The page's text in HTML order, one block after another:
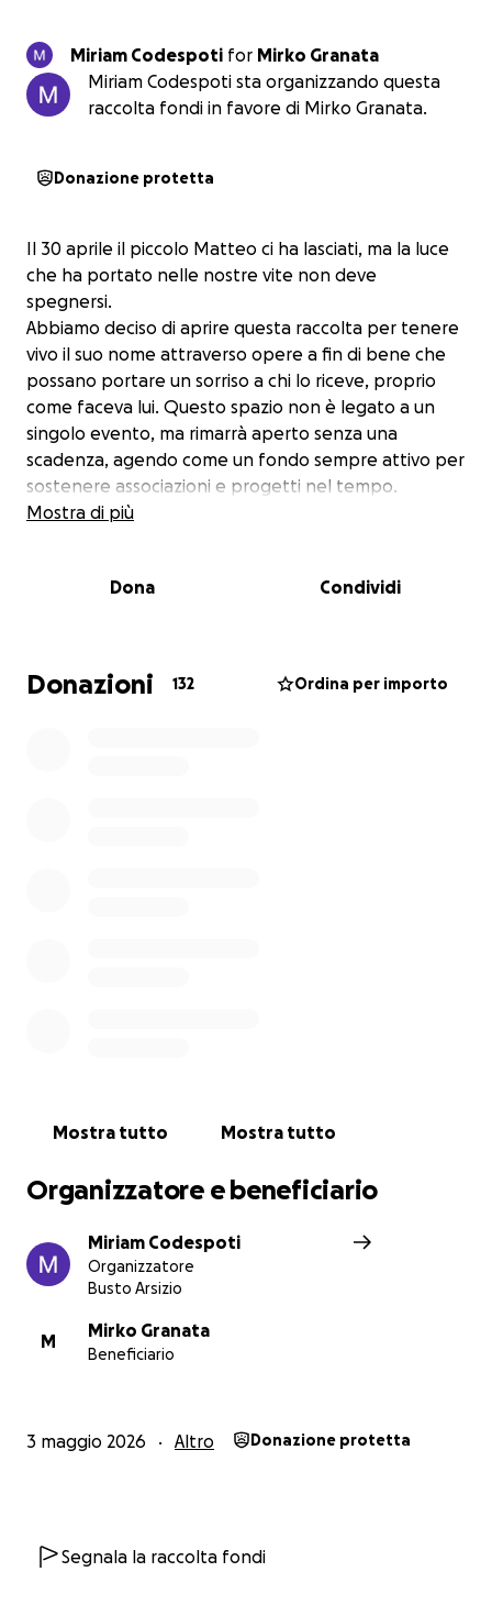
Miriam Codespoti for Mirko Granata
Miriam Codespoti sta organizzando questa
raccolta fondi in favore di Mirko Granata.
Donazione protetta
Il 30 aprile il piccolo Matteo ci ha lasciati, ma la luce
che ha portato nelle nostre vite non deve
spegnersi.
Abbiamo deciso di aprire questa raccolta per tenere
vivo il suo nome attraverso opere a fin di bene che
possano portare un sorriso a chi lo riceve, proprio
come faceva lui. Questo spazio non è legato a un
singolo evento, ma rimarrà aperto senza una
scadenza, agendo come un fondo sempre attivo per
sostenere associazioni e progetti nel tempo.
L’obiettivo è trasformare il ricordo di Matteo in gesti
Per una maggiore chiarezza e trasparenza:
avesse iniziato iniziative spontanee o raccolte
informali a convogliare qui i contributi e a chiudere gli
Mostra di più
Dona Condividi
Donazioni 132 Ordina per importo
Mostra tutto Mostra tutto
Organizzatore e beneficiario
Miriam Codespoti
Organizzatore
Busto Arsizio
M
Mirko Granata
Beneficiario
3 maggio 2026 Altro Donazione protetta
Segnala la raccolta fondi